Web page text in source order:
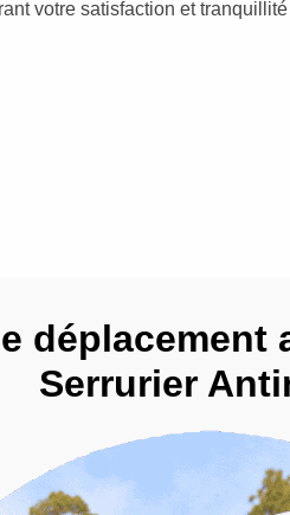
votre satisfaction et
déplacement
Serrurier